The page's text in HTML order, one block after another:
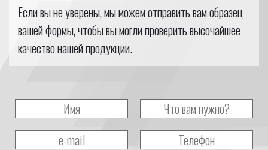
Если вы не уверены, мы можем отправить вам образец
вашей формы, чтобы вы могли проверить высочайшее
качество нашей продукции.